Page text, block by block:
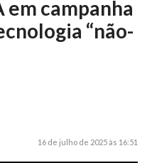
em campanha
“não-
16 de julho de 2025 às 16:51